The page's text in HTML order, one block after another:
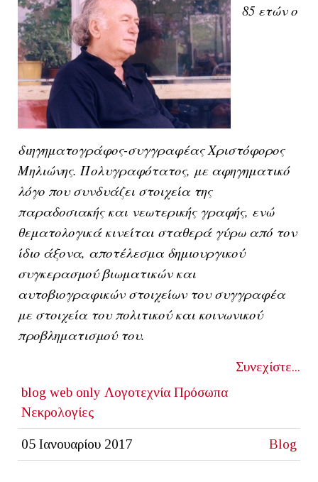
85 ετών ο
διηγηματογράφος-συγγραφέας Χριστόφορος
Μηλιώνης. Πολυγραφότατος, με αφηγηματικό
λόγο που συνδυάζει στοιχεία της
παραδοσιακής και νεωτερικής γραφής, ενώ
θεματολογικά κινείται σταθερά γύρω από τον
ίδιο άξονα, αποτέλεσμα δημιουργικού
συγκερασμού βιωματικών και
αυτοβιογραφικών στοιχείων του συγγραφέα
με στοιχεία του πολιτικού και κοινωνικού
προβληματισμού του.
Συνεχίστε...
blog web only Λογοτεχνία Πρόσωπα
Νεκρολογίες
05 Ιανουαρίου 2017 Blog